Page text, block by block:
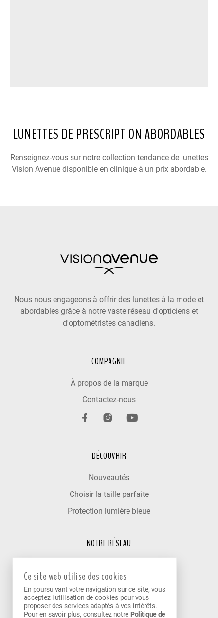
LUNETTES DE PRESCRIPTION ABORDABLES
Renseignez-vous sur notre collection tendance de lunettes
Vision Avenue disponible en clinique à un prix abordable.
Nous nous engageons à offrir des lunettes à la mode et
abordables grâce à notre vaste réseau d'opticiens et
d'optométristes canadiens.
COMPAGNIE
À propos de la marque
Contactez-nous
DÉCOUVRIR
Nouveautés
Choisir la taille parfaite
Protection lumière bleue
NOTRE RÉSEAU
Nos cliniques partenaires
Devenir partenaire
Ce site web utilise des cookies
En poursuivant votre navigation sur ce site, vous
acceptez l'utilisation de cookies pour vous
proposer des services adaptés à vos intérêts.
Pour en savoir plus, consultez notre Politique de